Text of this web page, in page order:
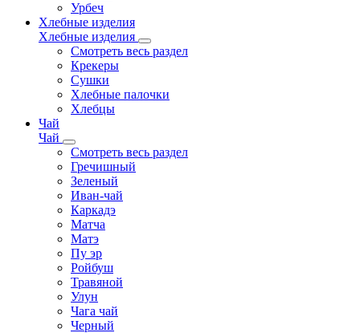
Урбеч
Хлебные изделия
Хлебные изделия
Смотреть весь раздел
Крекеры
Сушки
Хлебные палочки
Хлебцы
Чай
Чай
Смотреть весь раздел
Гречишный
Зеленый
Иван-чай
Каркадэ
Матча
Матэ
Пу эр
Ройбуш
Травяной
Улун
Чага чай
Черный